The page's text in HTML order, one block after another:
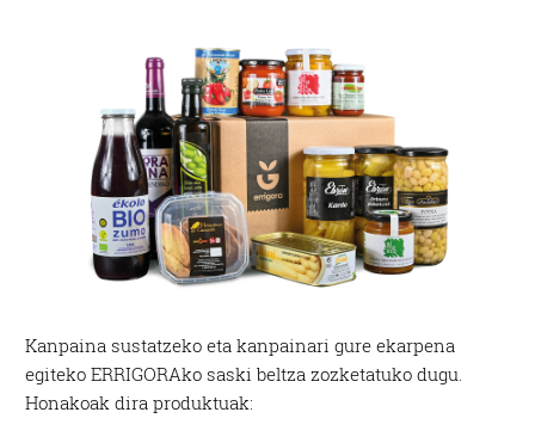
Kanpaina sustatzeko eta kanpainari gure ekarpena
egiteko ERRIGORAko saski beltza zozketatuko dugu.
Honakoak dira produktuak: